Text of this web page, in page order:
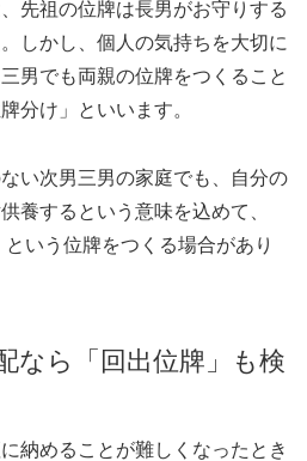
先祖の位牌は長男がお守りする
しかし、個人の気持ちを大切に
男でも両親の位牌をつくること
分け」といいます。
い次男三男の家庭でも、自分の
養するという意味を込めて、
という位牌をつくる場合があり
なら「回出位牌」も検
納めることが難しくなったとき